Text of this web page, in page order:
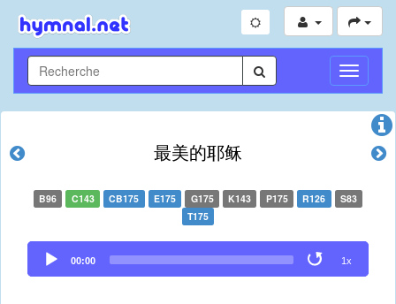
Toggle
最美的耶稣
B96 C143 CB175 E175 G175 K143 P175 R126
S83
T175
Audio
Player
00:00 1x